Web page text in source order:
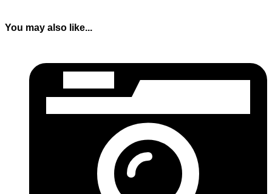
You may also like...